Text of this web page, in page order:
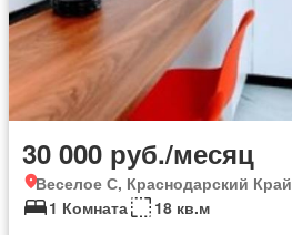
30 000 руб./месяц
Веселое С, Краснодарский Край
1 Комната
18 кв.м